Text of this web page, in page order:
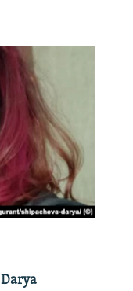
Darya